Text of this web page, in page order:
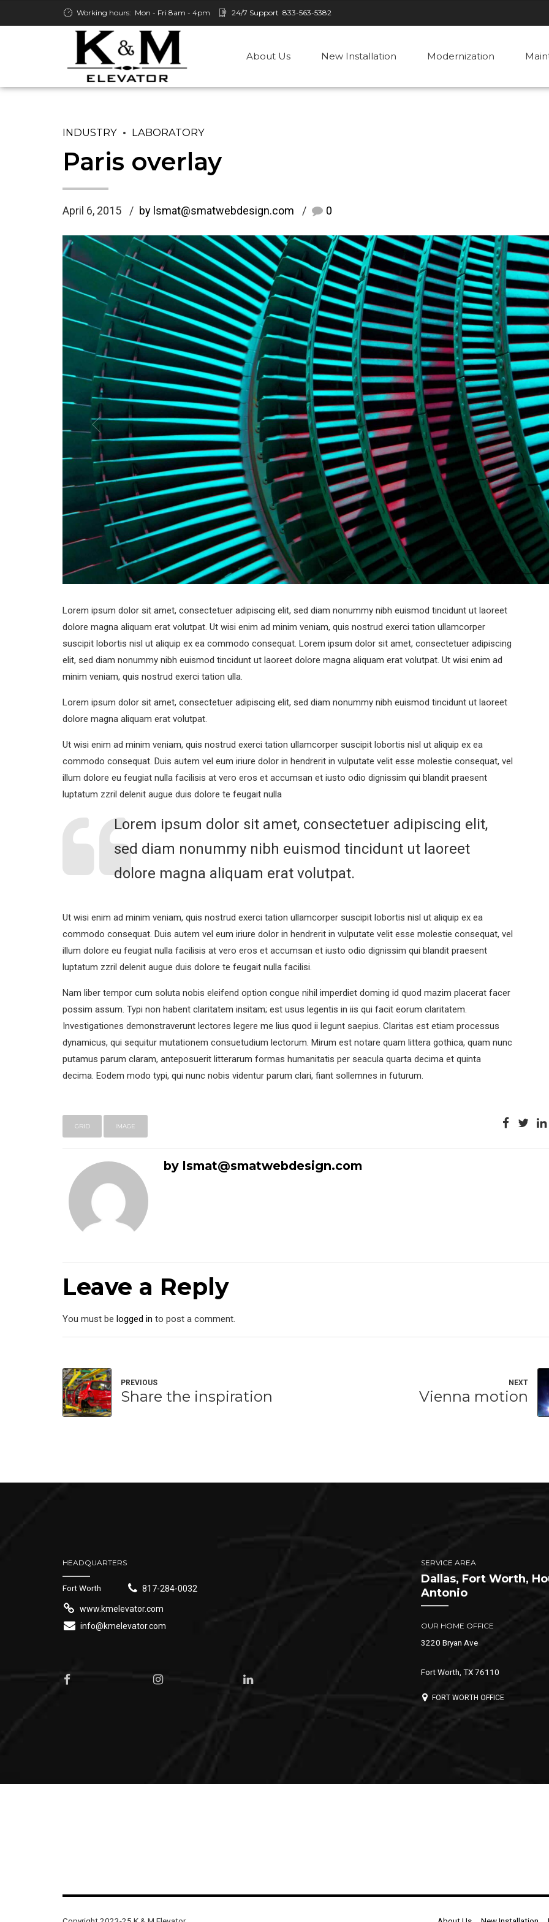
Working hours: Mon - Fri 8am - 4pm 24/7 Support 833-563-5382
About Us New Installation Modernization
INDUSTRY LABORATORY
Paris overlay
April 6, 2015 by lsmat@smatwebdesign.com 0
Lorem ipsum dolor sit amet, consectetuer adipiscing elit, sed diam nonummy nibh euismod tincidunt ut laoreet
dolore magna aliquam erat volutpat. Ut wisi enim ad minim veniam, quis nostrud exerci tation ullamcorper
suscipit lobortis nisl ut aliquip ex ea commodo consequat. Lorem ipsum dolor sit amet, consectetuer adipiscing
elit, sed diam nonummy nibh euismod tincidunt ut laoreet dolore magna aliquam erat volutpat. Ut wisi enim ad
minim veniam, quis nostrud exerci tation ulla.
Lorem ipsum dolor sit amet, consectetuer adipiscing elit, sed diam nonummy nibh euismod tincidunt ut laoreet
dolore magna aliquam erat volutpat.
Ut wisi enim ad minim veniam, quis nostrud exerci tation ullamcorper suscipit lobortis nisl ut aliquip ex ea
commodo consequat. Duis autem vel eum iriure dolor in hendrerit in vulputate velit esse molestie consequat, vel
illum dolore eu feugiat nulla facilisis at vero eros et accumsan et iusto odio dignissim qui blandit praesent
luptatum zzril delenit augue duis dolore te feugait nulla
Lorem ipsum dolor sit amet, consectetuer adipiscing elit,
sed diam nonummy nibh euismod tincidunt ut laoreet
dolore magna aliquam erat volutpat.
Ut wisi enim ad minim veniam, quis nostrud exerci tation ullamcorper suscipit lobortis nisl ut aliquip ex ea
commodo consequat. Duis autem vel eum iriure dolor in hendrerit in vulputate velit esse molestie consequat, vel
illum dolore eu feugiat nulla facilisis at vero eros et accumsan et iusto odio dignissim qui blandit praesent
luptatum zzril delenit augue duis dolore te feugait nulla facilisi.
Nam liber tempor cum soluta nobis eleifend option congue nihil imperdiet doming id quod mazim placerat facer
possim assum. Typi non habent claritatem insitam; est usus legentis in iis qui facit eorum claritatem.
Investigationes demonstraverunt lectores legere me lius quod ii legunt saepius. Claritas est etiam processus
dynamicus, qui sequitur mutationem consuetudium lectorum. Mirum est notare quam littera gothica, quam nunc
putamus parum claram, anteposuerit litterarum formas humanitatis per seacula quarta decima et quinta
decima. Eodem modo typi, qui nunc nobis videntur parum clari, fiant sollemnes in futurum.
GRID IMAGE
by lsmat@smatwebdesign.com
Leave a Reply
You must be logged in to post a comment.
PREVIOUS
Share the inspiration
NEXT
Vienna motion
HEADQUARTERS
Fort Worth 817-284-0032
www.kmelevator.com
info@kmelevator.com
SERVICE AREA
Dallas, Fort Worth,
Antonio
OUR HOME OFFICE
3220 Bryan Ave
Fort Worth, TX 76110
FORT WORTH OFFICE